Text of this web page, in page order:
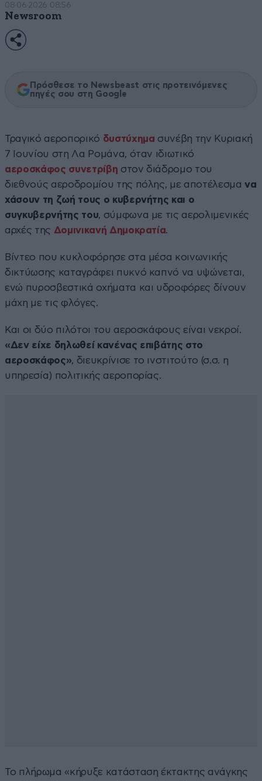
08·06·2026 08:56
Newsroom
Πρόσθεσε το Newsbeast στις προτεινόμενες
πηγές σου στη Google
Τραγικό αεροπορικό δυστύχημα συνέβη την Κυριακή
7 Ιουνίου στη Λα Ρομάνα, όταν ιδιωτικό
αεροσκάφος συνετρίβη στον διάδρομο του
διεθνούς αεροδρομίου της πόλης, με αποτέλεσμανα
χάσουν τη ζωή τους ο κυβερνήτης και ο
συγκυβερνήτης του, σύμφωνα με τις αερολιμενικές
αρχές της Δομινικανή Δημοκρατία.
Βίντεο που κυκλοφόρησε στα μέσα κοινωνικής
δικτύωσης καταγράφει πυκνό καπνό να υψώνεται,
ενώ πυροσβεστικά οχήματα και υδροφόρες δίνουν
μάχη με τις φλόγες.
Και οι δύο πιλότοι του αεροσκάφους είναι νεκροί.
«Δεν είχε δηλωθεί κανένας επιβάτης στο
αεροσκάφος», διευκρίνισε το ινστιτούτο (σ.σ. η
υπηρεσία) πολιτικής αεροπορίας.
Το πλήρωμα «κήρυξε κατάσταση έκτακτης ανάγκης